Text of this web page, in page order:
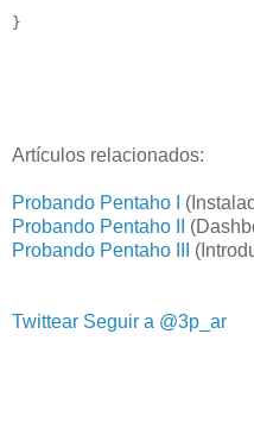
Artículos relacionados:
Probando Pentaho I
Probando Pentaho II
Probando Pentaho III
Twittear Seguir a @3p_ar